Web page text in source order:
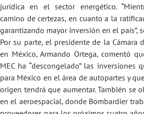
jurídica en el sector energético.
camino de certezas, en cuanto a la
garantizando mayor inversión en el país”,
Por su parte, el presidente de la Cámara
en México, Armando Ortega, comentó
MEC ha “descongelado” las inversiones
para México en el área de autopartes y
origen tendrá que aumentar. También se
en el aeroespacial, donde Bombardier